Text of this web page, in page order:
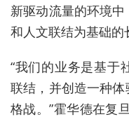
新驱动流量的环境
和人文联结为基础的
“我们的业务是基于
联结，并创造一种
格战。”霍华德在复